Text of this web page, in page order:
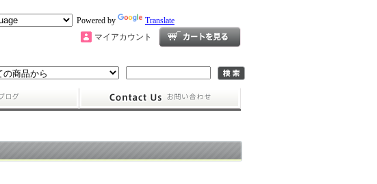
Powered by
Translate
マイアカウント